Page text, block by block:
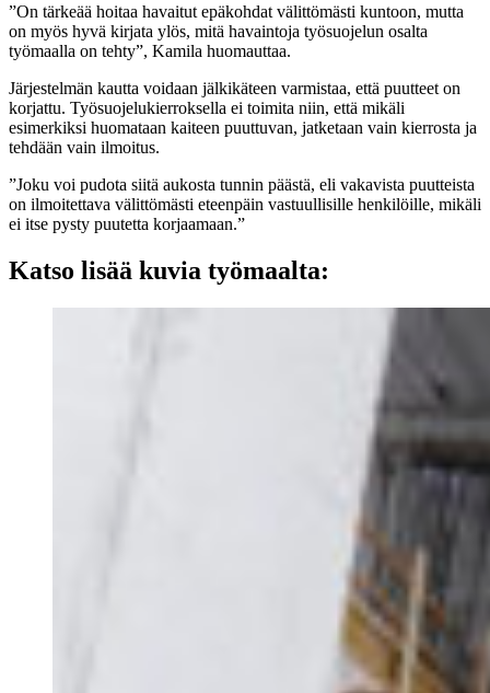
”On tärkeää hoitaa havaitut epäkohdat välittömästi kuntoon, mutta
on myös hyvä kirjata ylös, mitä havaintoja työsuojelun osalta
työmaalla on tehty”, Kamila huomauttaa.
Järjestelmän kautta voidaan jälkikäteen varmistaa, että puutteet on
korjattu. Työsuojelukierroksella ei toimita niin, että mikäli
esimerkiksi huomataan kaiteen puuttuvan, jatketaan vain kierrosta ja
tehdään vain ilmoitus.
”Joku voi pudota siitä aukosta tunnin päästä, eli vakavista puutteista
on ilmoitettava välittömästi eteenpäin vastuullisille henkilöille, mikäli
ei itse pysty puutetta korjaamaan.”
Katso lisää kuvia työmaalta: